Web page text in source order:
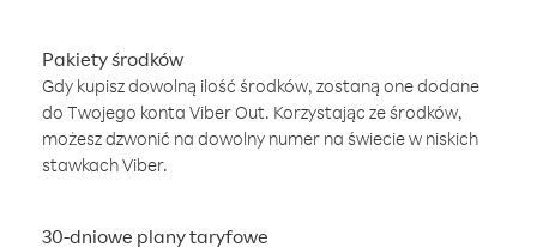
Pakiety środków
Gdy kupisz dowolną ilość środków, zostaną one dodane
do Twojego konta Viber Out. Korzystając ze środków,
możesz dzwonić na dowolny numer na świecie w niskich
stawkach Viber.
30-dniowe plany taryfowe